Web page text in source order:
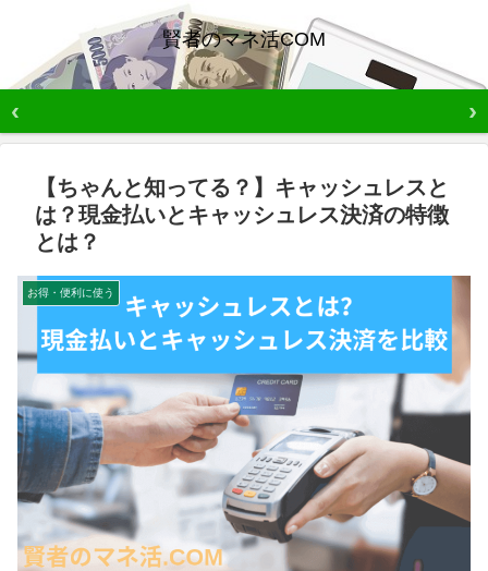
賢者のマネ活COM
【ちゃんと知ってる？】キャッシュレスと
は？現金払いとキャッシュレス決済の特徴
とは？
お得・便利に使う